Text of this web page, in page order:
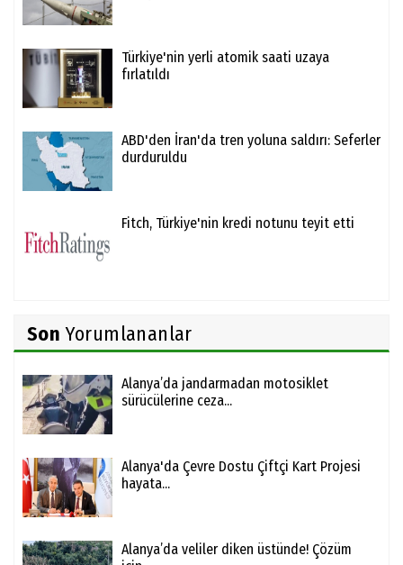
Türkiye'nin yerli atomik saati uzaya
fırlatıldı
ABD'den İran'da tren yoluna saldırı: Seferler
durduruldu
Fitch, Türkiye'nin kredi notunu teyit etti
Son Yorumlananlar
Alanya’da jandarmadan motosiklet
sürücülerine ceza...
Alanya'da Çevre Dostu Çiftçi Kart Projesi
hayata...
Alanya’da veliler diken üstünde! Çözüm